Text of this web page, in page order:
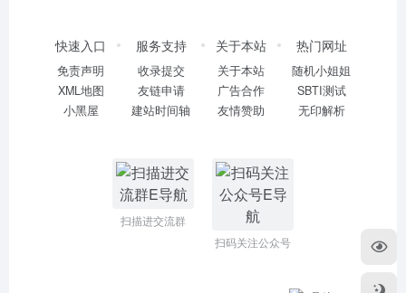
快速入口
免责声明
XML地图
小黑屋
服务支持
收录提交
友链申请
建站时间轴
关于本站
关于本站
广告合作
友情赞助
热门网址
随机小姐姐
SBTI测试
无印解析
扫描进交流群
扫码关注公众号